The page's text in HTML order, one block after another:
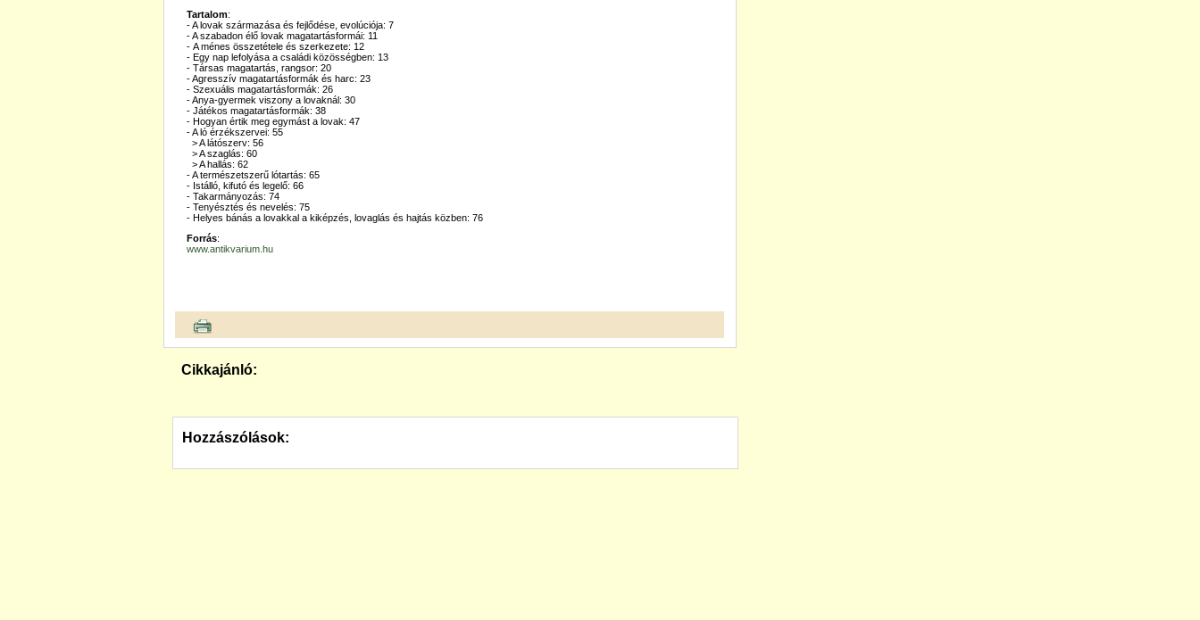
Tartalom:
- A lovak származása és fejlődése, evolúciója: 7
- A szabadon élő lovak magatartásformái: 11
- A ménes összetétele és szerkezete: 12
- Egy nap lefolyása a családi közösségben: 13
- Társas magatartás, rangsor: 20
- Agresszív magatartásformák és harc: 23
- Szexuális magatartásformák: 26
- Anya-gyermek viszony a lovaknál: 30
- Játékos magatartásformák: 38
- Hogyan értik meg egymást a lovak: 47
- A ló érzékszervei: 55
> A látószerv: 56
> A szaglás: 60
> A hallás: 62
- A természetszerű lótartás: 65
- Istálló, kifutó és legelő: 66
- Takarmányozás: 74
- Tenyésztés és nevelés: 75
- Helyes bánás a lovakkal a kiképzés, lovaglás és hajtás közben: 76
Forrás:
www.antikvarium.hu
Cikkajánló:
Hozzászólások: